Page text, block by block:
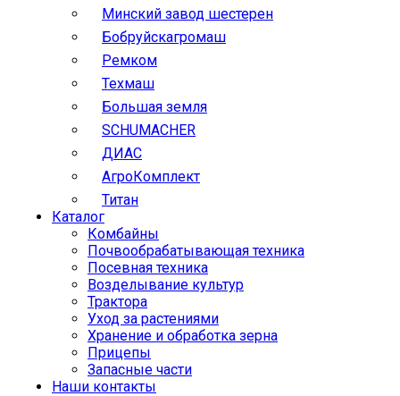
Минский завод шестерен
Бобруйскагромаш
Ремком
Техмаш
Большая земля
SCHUMACHER
ДИАС
АгроКомплект
Титан
Каталог
Комбайны
Почвообрабатывающая техника
Посевная техника
Возделывание культур
Трактора
Уход за растениями
Хранение и обработка зерна
Прицепы
Запасные части
Наши контакты